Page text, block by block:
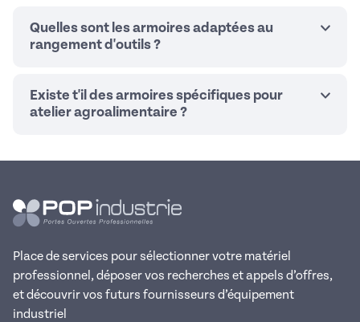
Quelles sont les armoires adaptées au
rangement d'outils ?
Existe t'il des armoires spécifiques pour
atelier agroalimentaire ?
Place de services pour sélectionner votre matériel
professionnel, déposer vos recherches et appels d’offres,
et découvrir vos futurs fournisseurs d’équipement
industriel